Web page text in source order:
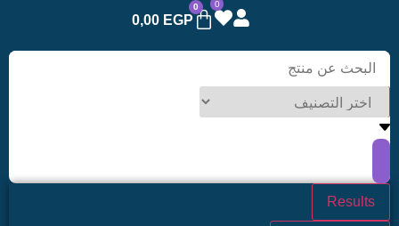
Results
0
0,00 EGP
0